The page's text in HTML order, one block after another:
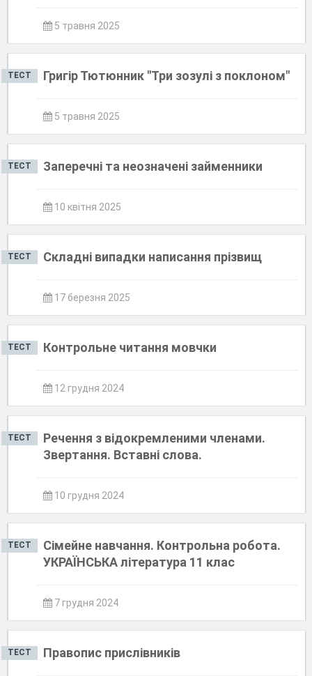
5 травня 2025
ТЕСТ Григір Тютюнник "Три зозулі з поклоном"
5 травня 2025
ТЕСТ Заперечні та неозначені займенники
10 квітня 2025
ТЕСТ Складні випадки написання прізвищ
17 березня 2025
ТЕСТ Контрольне читання мовчки
12 грудня 2024
ТЕСТ
Речення з відокремленими членами.
Звертання. Вставні слова.
10 грудня 2024
ТЕСТ
Сімейне навчання. Контрольна робота.
УКРАЇНСЬКА література 11 клас
7 грудня 2024
ТЕСТ Правопис прислівників